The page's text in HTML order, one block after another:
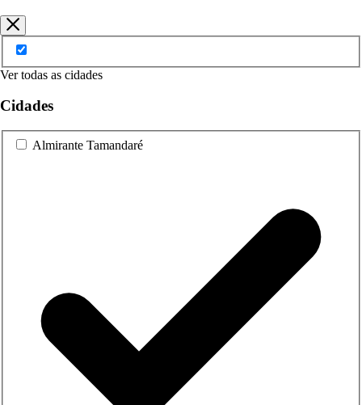
Ver todas as cidades
Cidades
Almirante Tamandaré